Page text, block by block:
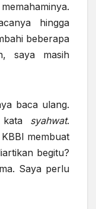
hingga
beberapa
saya masih
baca ulang.
kata syahwat.
membuat
begitu?
Saya perlu